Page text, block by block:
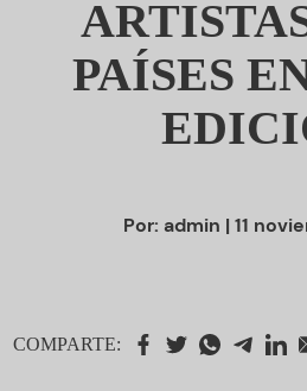
PAÍSES
Por: admin | 11
COMPARTE: